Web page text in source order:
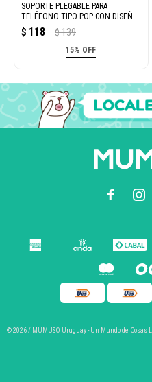
SOPORTE PLEGABLE PARA
TELÉFONO TIPO POP CON DISEÑO
DE GATO ADORABLE
$ 118 $ 139
15% OFF
 
© 2026 / MUMUSO Uruguay - Un Mundo de Cosas